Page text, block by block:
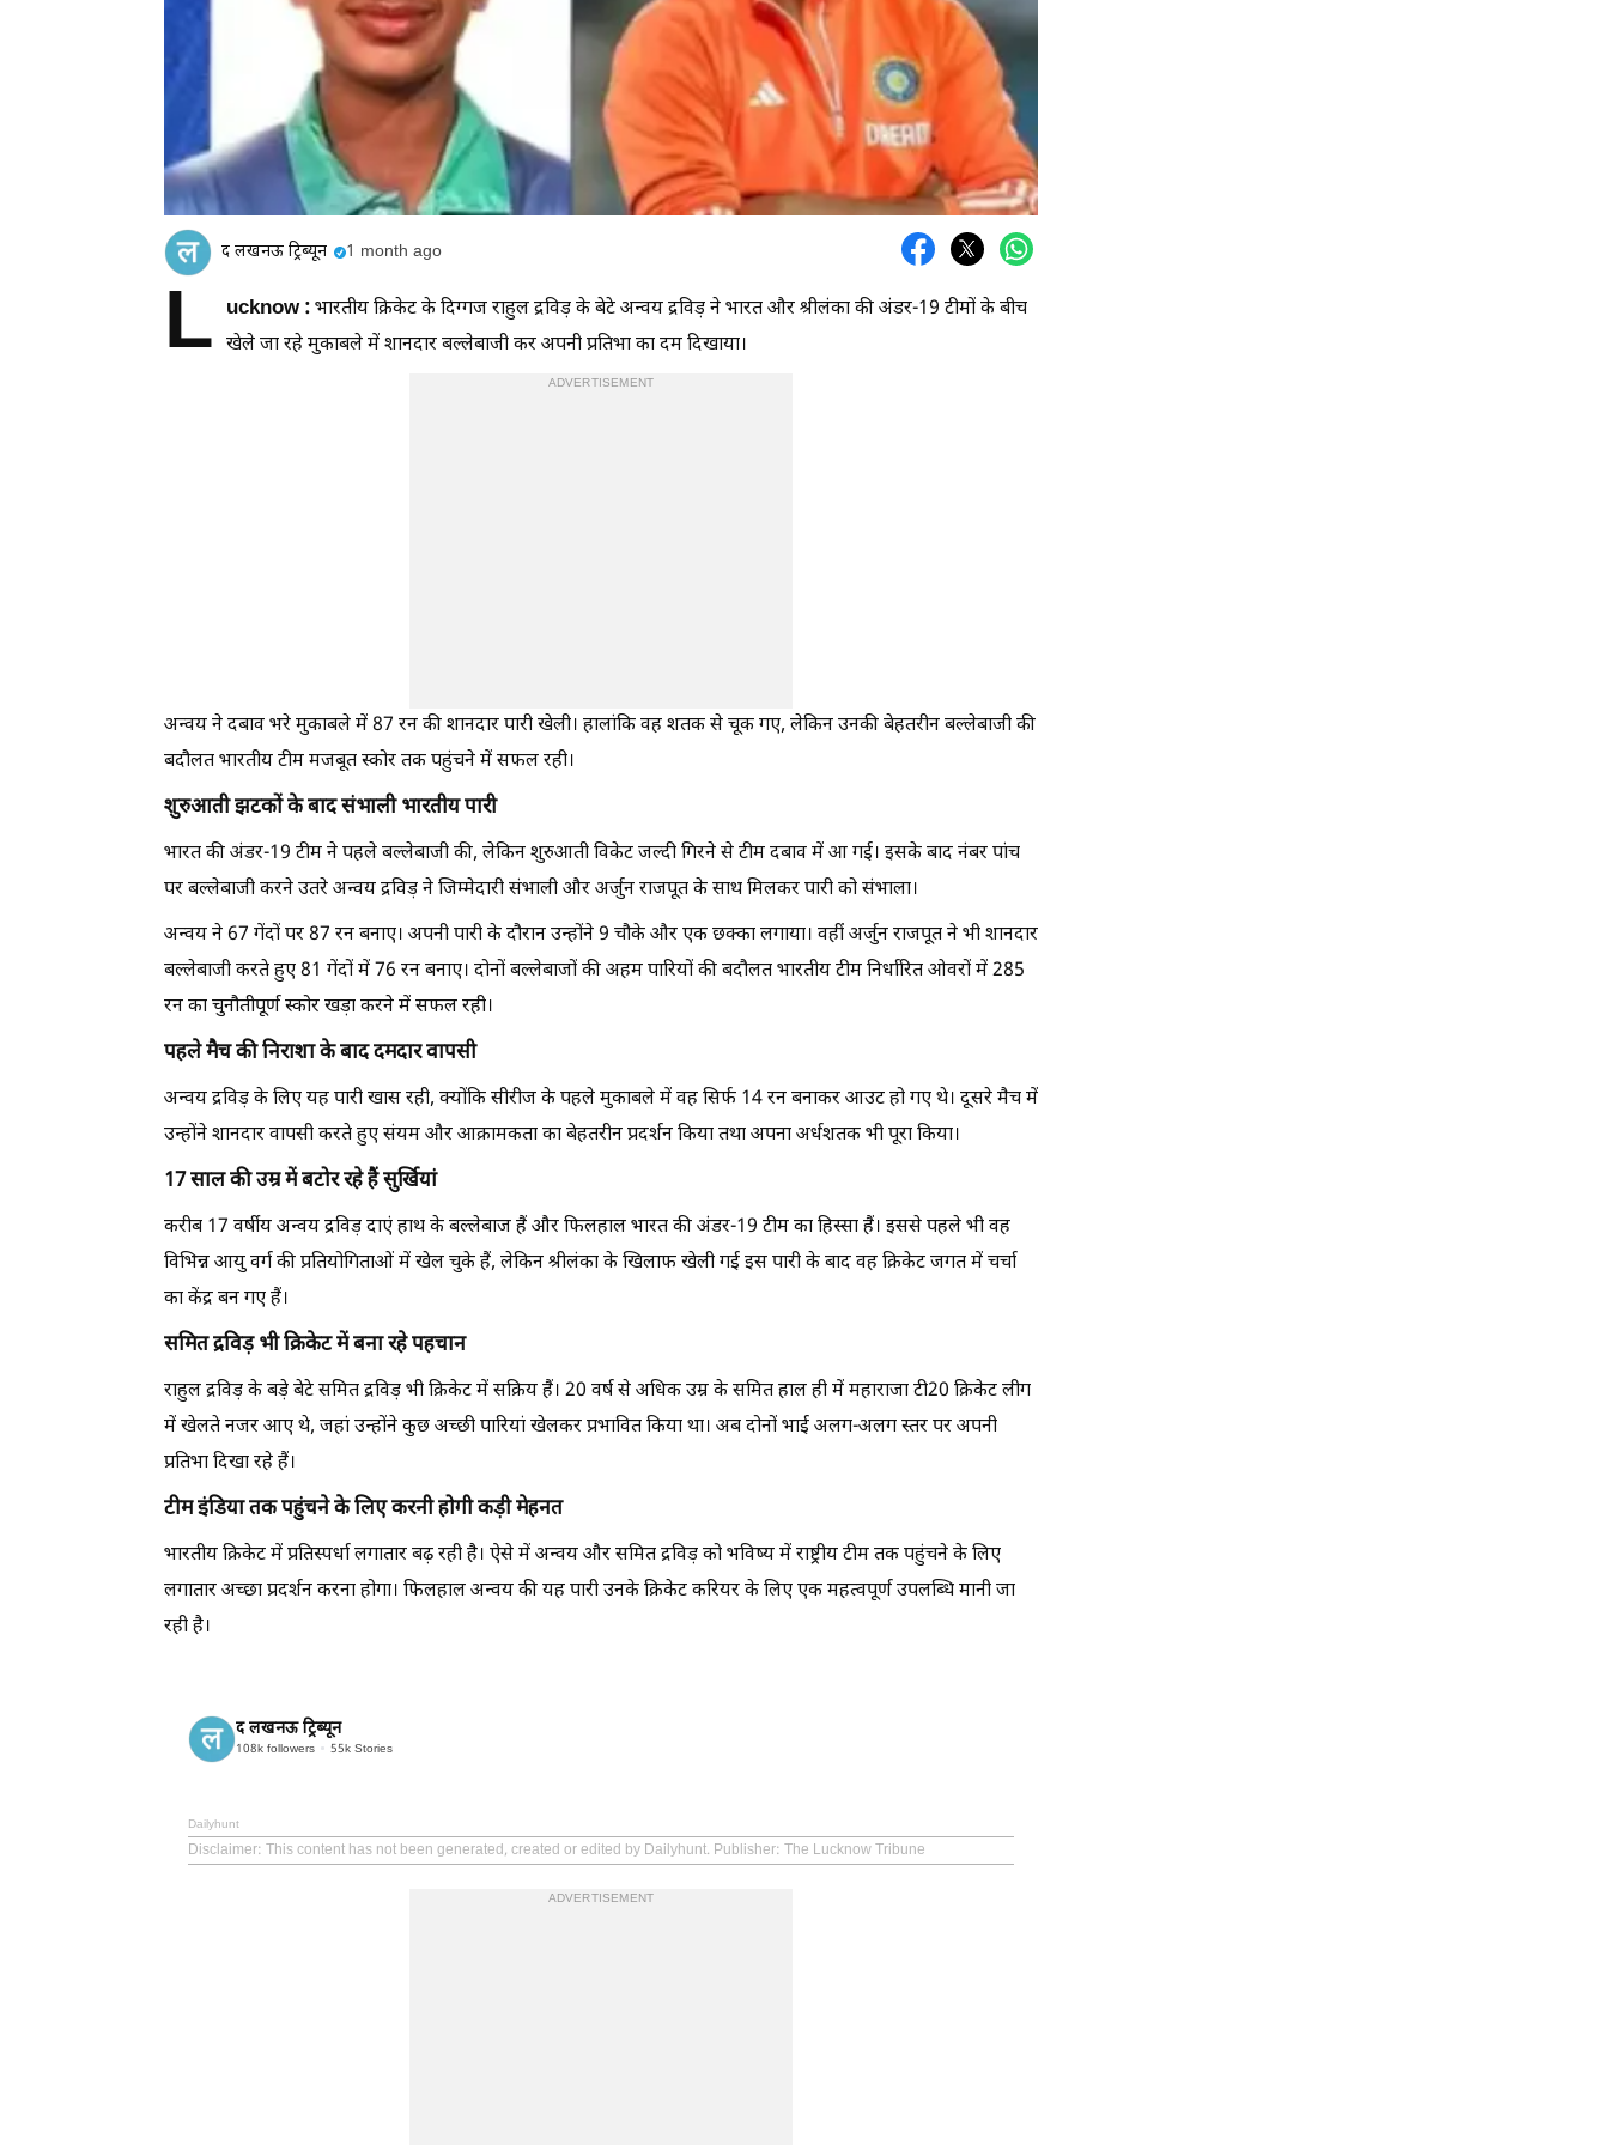
द लखनऊ ट्रिब्यून 1 month ago
L ucknow :भारतीय क्रिकेट के दिग्गज राहुल द्रविड़ के बेटे अन्वय द्रविड़ ने भारत और श्रीलंका की अंडर-19 टीमों के बीच
खेले जा रहे मुकाबले में शानदार बल्लेबाजी कर अपनी प्रतिभा का दम दिखाया।
ADVERTISEMENT
अन्वय ने दबाव भरे मुकाबले में 87 रन की शानदार पारी खेली। हालांकि वह शतक से चूक गए, लेकिन उनकी बेहतरीन बल्लेबाजी की
बदौलत भारतीय टीम मजबूत स्कोर तक पहुंचने में सफल रही।
शुरुआती झटकों के बाद संभाली भारतीय पारी
भारत की अंडर-19 टीम ने पहले बल्लेबाजी की, लेकिन शुरुआती विकेट जल्दी गिरने से टीम दबाव में आ गई। इसके बाद नंबर पांच
पर बल्लेबाजी करने उतरे अन्वय द्रविड़ ने जिम्मेदारी संभाली और अर्जुन राजपूत के साथ मिलकर पारी को संभाला।
अन्वय ने 67 गेंदों पर 87 रन बनाए। अपनी पारी के दौरान उन्होंने 9 चौके और एक छक्का लगाया। वहीं अर्जुन राजपूत ने भी शानदार
बल्लेबाजी करते हुए 81 गेंदों में 76 रन बनाए। दोनों बल्लेबाजों की अहम पारियों की बदौलत भारतीय टीम निर्धारित ओवरों में 285
रन का चुनौतीपूर्ण स्कोर खड़ा करने में सफल रही।
पहले मैच की निराशा के बाद दमदार वापसी
अन्वय द्रविड़ के लिए यह पारी खास रही, क्योंकि सीरीज के पहले मुकाबले में वह सिर्फ 14 रन बनाकर आउट हो गए थे। दूसरे मैच में
उन्होंने शानदार वापसी करते हुए संयम और आक्रामकता का बेहतरीन प्रदर्शन किया तथा अपना अर्धशतक भी पूरा किया।
17 साल की उम्र में बटोर रहे हैं सुर्खियां
करीब 17 वर्षीय अन्वय द्रविड़ दाएं हाथ के बल्लेबाज हैं और फिलहाल भारत की अंडर-19 टीम का हिस्सा हैं। इससे पहले भी वह
विभिन्न आयु वर्ग की प्रतियोगिताओं में खेल चुके हैं, लेकिन श्रीलंका के खिलाफ खेली गई इस पारी के बाद वह क्रिकेट जगत में चर्चा
का केंद्र बन गए हैं।
समित द्रविड़ भी क्रिकेट में बना रहे पहचान
राहुल द्रविड़ के बड़े बेटे समित द्रविड़ भी क्रिकेट में सक्रिय हैं। 20 वर्ष से अधिक उम्र के समित हाल ही में महाराजा टी20 क्रिकेट लीग
में खेलते नजर आए थे, जहां उन्होंने कुछ अच्छी पारियां खेलकर प्रभावित किया था। अब दोनों भाई अलग-अलग स्तर पर अपनी
प्रतिभा दिखा रहे हैं।
टीम इंडिया तक पहुंचने के लिए करनी होगी कड़ी मेहनत
भारतीय क्रिकेट में प्रतिस्पर्धा लगातार बढ़ रही है। ऐसे में अन्वय और समित द्रविड़ को भविष्य में राष्ट्रीय टीम तक पहुंचने के लिए
लगातार अच्छा प्रदर्शन करना होगा। फिलहाल अन्वय की यह पारी उनके क्रिकेट करियर के लिए एक महत्वपूर्ण उपलब्धि मानी जा
रही है।
द लखनऊ ट्रिब्यून
108k followers 55k Stories
Dailyhunt
Disclaimer: This content has not been generated, created or edited by Dailyhunt. Publisher: The Lucknow Tribune
ADVERTISEMENT